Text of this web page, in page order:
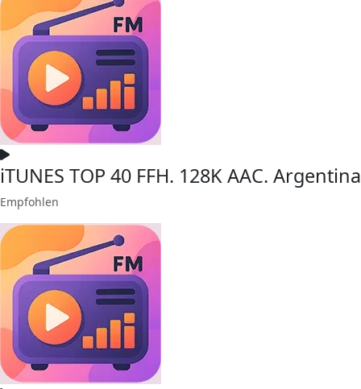
iTUNES TOP 40 FFH. 128K AAC. Argentina
Empfohlen